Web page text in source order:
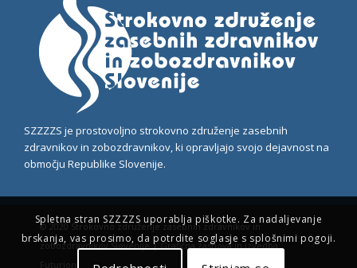
SZZZZS je prostovoljno strokovno združenje zasebnih
zdravnikov in zobozdravnikov, ki opravljajo svojo dejavnost na
območju Republike Slovenije.
© 2020 Strokovno združenje zasebnih zdravnikov in
zobozdravnikov Slovenije | Grafična zasnova in izvedba:
Futurion
Spletna stran SZZZZS uporablja piškotke. Za nadaljevanje
brskanja, vas prosimo, da potrdite soglasje s splošnimi pogoji.